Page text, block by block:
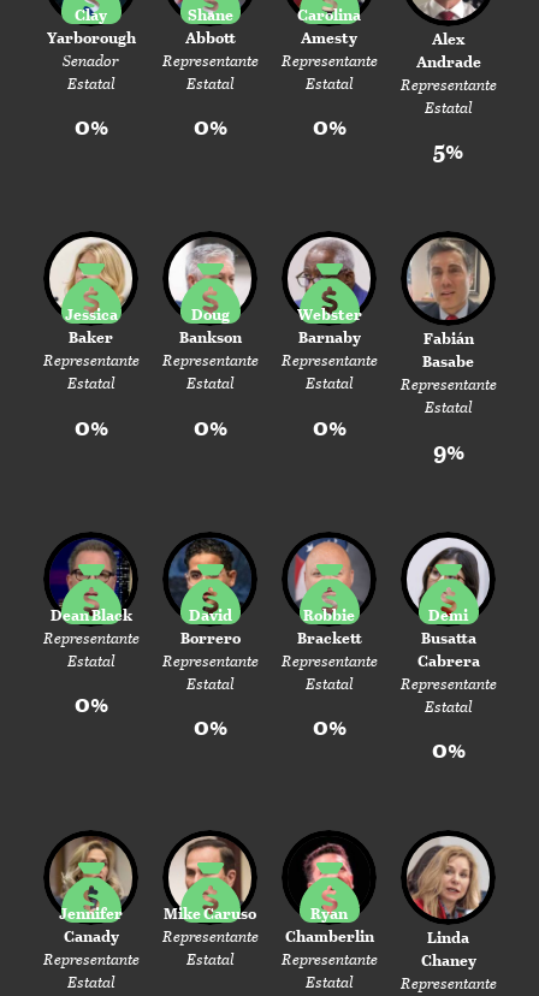
Clay
Yarborough
Senador
Estatal
0%
Shane
Abbott
Representante
Estatal
0%
Carolina
Amesty
Representante
Estatal
0%
Alex
Andrade
Representante
Estatal
5%
Jessica
Baker
Representante
Estatal
0%
Doug
Bankson
Representante
Estatal
0%
Webster
Barnaby
Representante
Estatal
0%
Fabián
Basabe
Representante
Estatal
9%
Dean Black
Representante
Estatal
0%
David
Borrero
Representante
Estatal
0%
Robbie
Brackett
Representante
Estatal
0%
Demi
Busatta
Cabrera
Representante
Estatal
0%
Jennifer
Canady
Representante
Estatal
Mike Caruso
Representante
Estatal
Ryan
Chamberlin
Representante
Estatal
Linda
Chaney
Representante